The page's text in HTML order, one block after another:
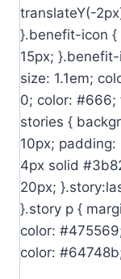
translateY(-
}.benefit-icon {
15px;
size: 1.1em;
0; color: #666;
stories {
10px;
4px solid
20px;
}.story p {
color:
color: